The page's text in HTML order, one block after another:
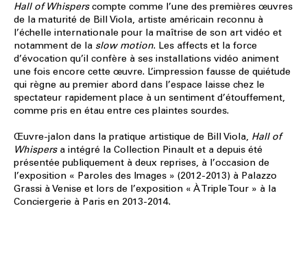
Hall of Whisperscompte comme l’une des premières œuvres
de la maturité de Bill Viola, artiste américain reconnu à
l’échelle internationale pour la maîtrise de son art vidéo et
notamment de la slow motion. Les affects et la force
d’évocation qu’il confère à ses installations vidéo animent
une fois encore cette œuvre. L’impression fausse de quiétude
qui règne au premier abord dans l’espace laisse chez le
spectateur rapidement place à un sentiment d’étouffement,
comme pris en étau entre ces plaintes sourdes.
Œuvre-jalon dans la pratique artistique de Bill Viola, Hall of
Whispersa intégré la Collection Pinault et a depuis été
présentée publiquement à deux reprises, à l’occasion de
l’exposition « Paroles des Images » (2012-2013) à Palazzo
Grassi à Venise et lors de l’exposition « À Triple Tour » à la
Conciergerie à Paris en 2013-2014.